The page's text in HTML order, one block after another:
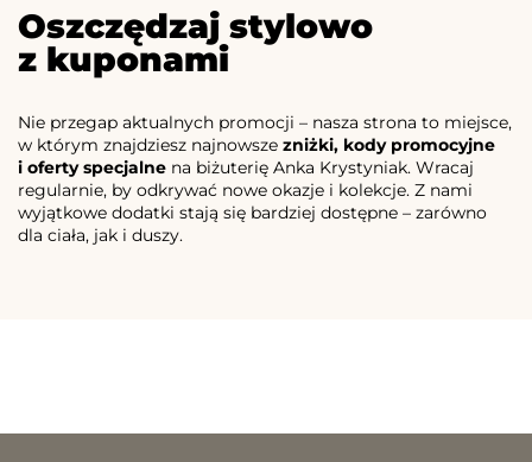
Oszczędzaj stylowo
z kuponami
Nie przegap aktualnych promocji – nasza strona to miejsce,
w którym znajdziesz najnowsze zniżki, kody promocyjne
i oferty specjalne na biżuterię Anka Krystyniak. Wracaj
regularnie, by odkrywać nowe okazje i kolekcje. Z nami
wyjątkowe dodatki stają się bardziej dostępne – zarówno
dla ciała, jak i duszy.